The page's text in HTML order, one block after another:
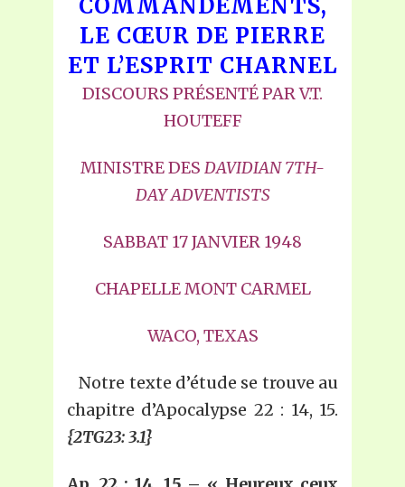
COMMANDEMENTS,
LE CŒUR DE PIERRE
ET L’ESPRIT CHARNEL
DISCOURS PRÉSENTÉ PAR V.T.
HOUTEFF
MINISTRE DES DAVIDIAN 7TH-
DAY ADVENTISTS
SABBAT 17 JANVIER 1948
CHAPELLE MONT CARMEL
WACO, TEXAS
Notre texte d’étude se trouve au
chapitre d’Apocalypse 22 : 14, 15.
{2TG23: 3.1}